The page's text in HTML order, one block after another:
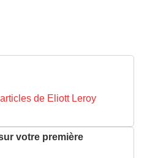
de Eliott Leroy
votre première